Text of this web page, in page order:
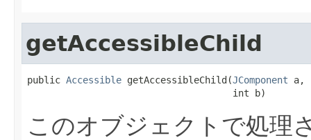
getAccessibleChild
public Accessible getAccessibleChild(JComponent a,
                                     int b)
このオブジェクトで処理